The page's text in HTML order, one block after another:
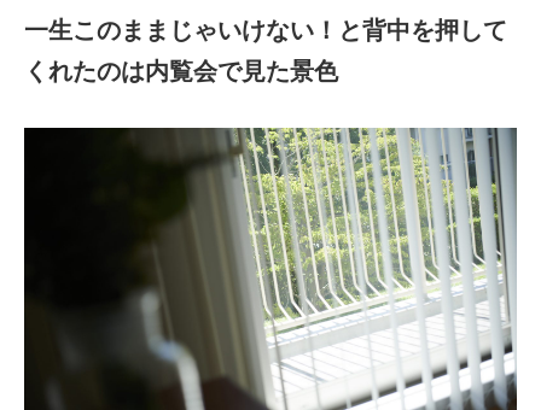
一生このままじゃいけない！と背中を押して
くれたのは内覧会で見た景色